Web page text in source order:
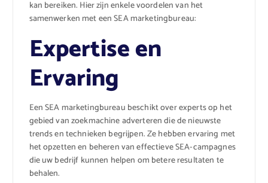
kan bereiken. Hier zijn enkele voordelen van het
samenwerken met een SEA marketingbureau:
Expertise en
Ervaring
Een SEA marketingbureau beschikt over experts op het
gebied van zoekmachine adverteren die de nieuwste
trends en technieken begrijpen. Ze hebben ervaring met
het opzetten en beheren van effectieve SEA-campagnes
die uw bedrijf kunnen helpen om betere resultaten te
behalen.